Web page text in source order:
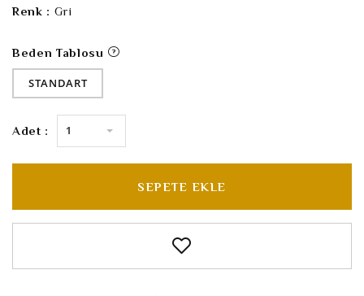
Renk : Gri
Beden Tablosu
STANDART
Adet : 1
SEPETE EKLE